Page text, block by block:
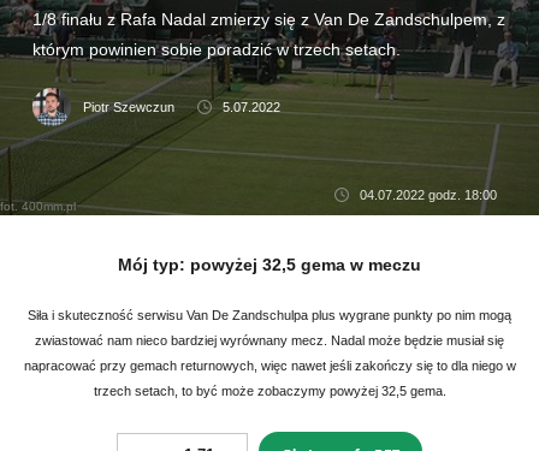
fot. 400mm.pl
1/8 finału z Rafa Nadal zmierzy się z Van De Zandschulpem, z
którym powinien sobie poradzić w trzech setach.
Piotr Szewczun 5.07.2022
04.07.2022 godz. 18:00
Mój typ: powyżej 32,5 gema w meczu
Siła i skuteczność serwisu Van De Zandschulpa plus wygrane punkty po nim mogą
zwiastować nam nieco bardziej wyrównany mecz. Nadal może będzie musiał się
napracować przy gemach returnowych, więc nawet jeśli zakończy się to dla niego w
trzech setach, to być może zobaczymy powyżej 32,5 gema.